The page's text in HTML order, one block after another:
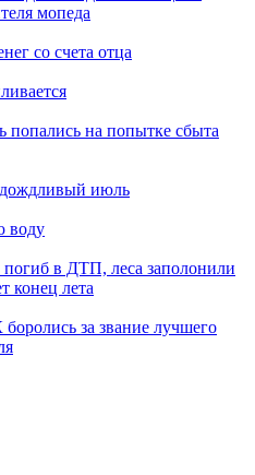
мопеда
со счета отца
попались на попытке сбыта
июль
воду
в ДТП, леса заполонили
конец лета
за звание лучшего